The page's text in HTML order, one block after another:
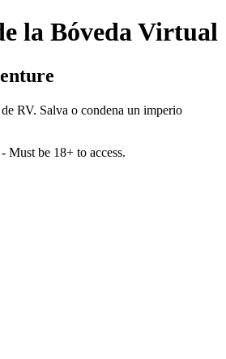
la Bóveda Virtual
RV. Salva o condena un imperio
- Must be 18+ to access.